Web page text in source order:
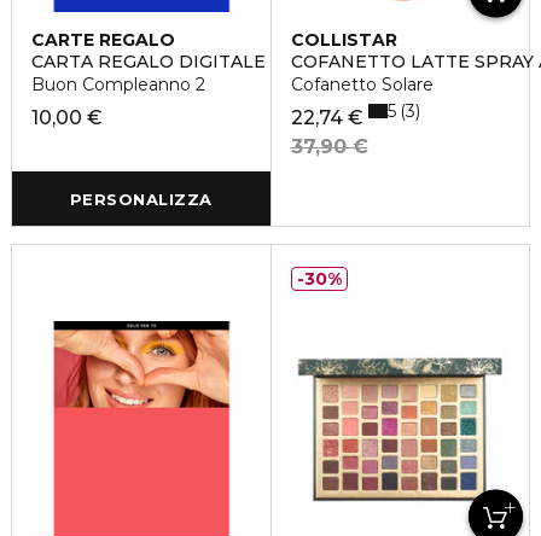
PERSONALIZZA
CARTE REGALO
CARTA REGALO DIGITALE
Buon Compleanno 2
10,00 €
COLLISTAR
COFANETTO LATTE
Cofanetto Solare
22,74 €
37,90 €
5 3
30%